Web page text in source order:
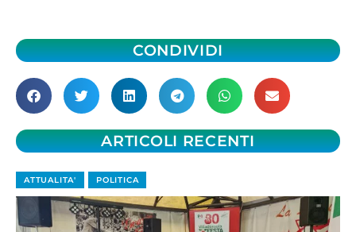
CONDIVIDI
ARTICOLI RECENTI
ATTUALITA' POLITICA